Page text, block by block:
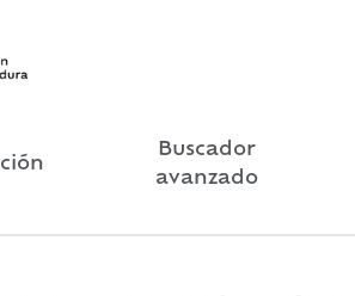
Buscador
avanzado